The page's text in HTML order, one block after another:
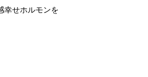
幸せホルモンを